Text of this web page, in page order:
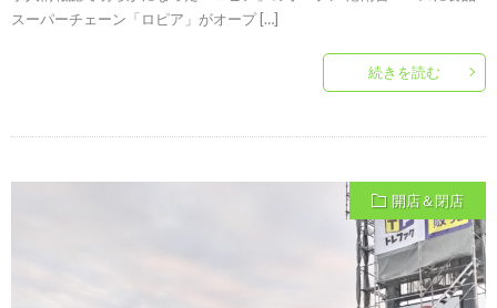
スーパーチェーン「ロピア」がオープ […]
続きを読む
開店＆閉店